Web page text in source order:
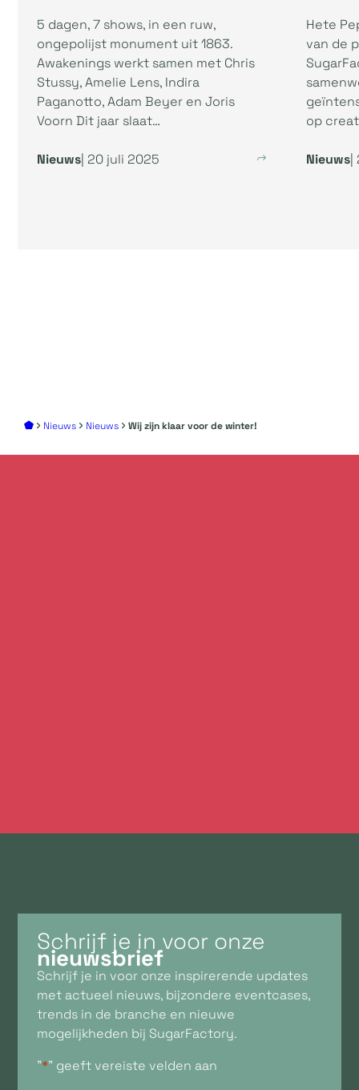
5 dagen, 7 shows, in een ruw,
ongepolijst monument uit 1863.
Awakenings werkt samen met Chris
Stussy, Amelie Lens, Indira
Paganotto, Adam Beyer en Joris
Voorn Dit jaar slaat…
Nieuws | 20 juli 2025
Hete
van de
op
Nieuws
Nieuws Nieuws Wij zijn klaar voor de winter!
Schrijf je in voor onze
nieuwsbrief
Schrijf je in voor onze inspirerende updates
met actueel nieuws, bijzondere eventcases,
trends in de branche en nieuwe
mogelijkheden bij SugarFactory.
"*" geeft vereiste velden aan